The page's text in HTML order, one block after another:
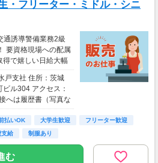
・フリーター・ミドル・シニ
通誘導警備業務2級
要資格現場への配属
で嬉しい日給大幅
別給付金＞ 交通誘
の資格をお持ちの
してプレゼント！
7万円 ※規定あり
ってから給料をもら
あり＞ ・資格なし
円 ※規定あり ・経
：研修7H ※規定
戸支社 住所：茨城
ル304 アクセス：
へは履歴書（写真な
。
払いOK 大学生歓迎
フリーター歓迎
支給 制服あり
む